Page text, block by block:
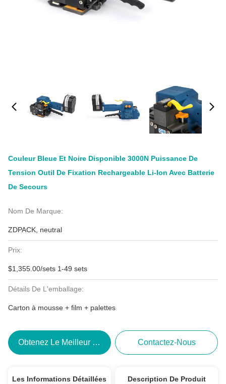
Couleur Bleue Et Noire Disponible 3000N Puissance De
Tension Outil De Fixation Rechargeable Li-Ion Avec Batterie
De Secours
Nom De Marque:
ZDPACK, neutral
Prix:
$1,355.00/sets 1-49 sets
Détails De L'emballage:
Carton à mousse + film + palettes
Obtenez Le Meilleur Prix Contactez-Nous
Les Informations Détaillées Description De Produit